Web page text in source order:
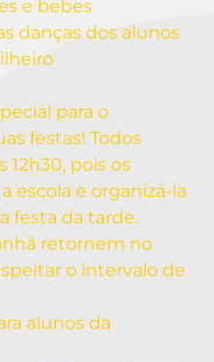
e bebes
danças dos alunos
para o
festas! Todos
12h30, pois os
escola e organizá-la
festa da tarde.
retornem no
o intervalo de
alunos da